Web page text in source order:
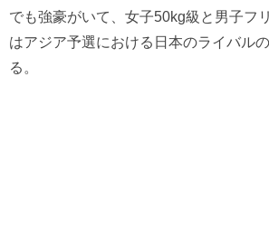
でも強豪がいて、女子50kg級と男子フ
はアジア予選における日本のライバル
る。